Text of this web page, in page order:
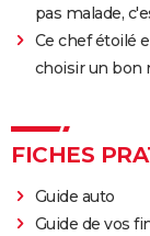
pas malade,
Ce chef étoilé
choisir un bon
FICHES
Guide auto
Guide de vos